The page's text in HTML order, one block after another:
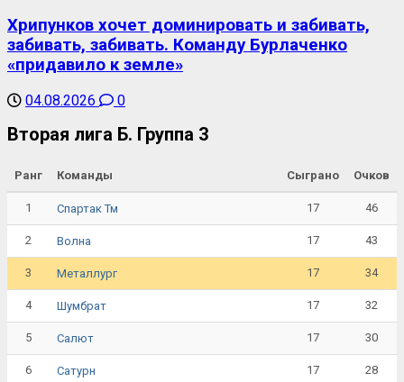
Хрипунков хочет доминировать и забивать,
забивать, забивать. Команду Бурлаченко
«придавило к земле»
04.08.2026 0
Вторая лига Б. Группа 3
Ранг Команды Сыграно Очков
1 Спартак Тм 17 46
2 Волна 17 43
3 Металлург 17 34
4 Шумбрат 17 32
5 Салют 17 30
6 Сатурн 17 28